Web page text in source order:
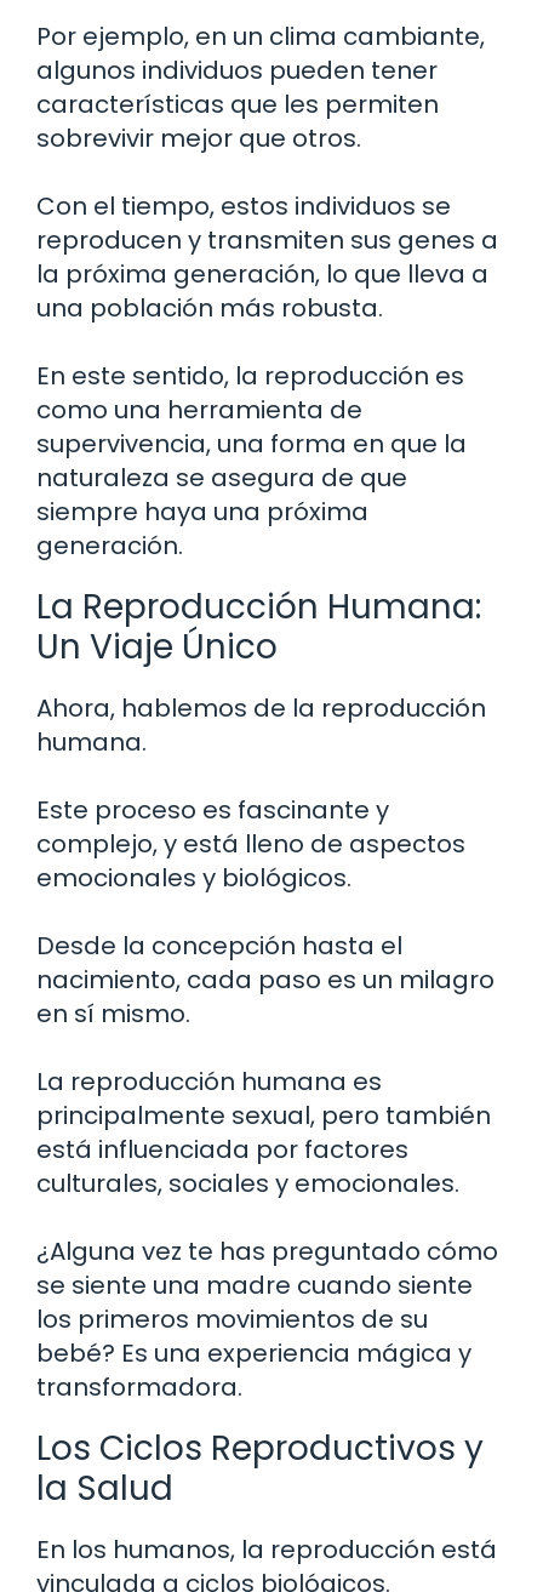
Por ejemplo, en un clima cambiante,
algunos individuos pueden tener
características que les permiten
sobrevivir mejor que otros.
Con el tiempo, estos individuos se
reproducen y transmiten sus genes a
la próxima generación, lo que lleva a
una población más robusta.
En este sentido, la reproducción es
como una herramienta de
supervivencia, una forma en que la
naturaleza se asegura de que
siempre haya una próxima
generación.
La Reproducción Humana:
Un Viaje Único
Ahora, hablemos de la reproducción
humana.
Este proceso es fascinante y
complejo, y está lleno de aspectos
emocionales y biológicos.
Desde la concepción hasta el
nacimiento, cada paso es un milagro
en sí mismo.
La reproducción humana es
principalmente sexual, pero también
está influenciada por factores
culturales, sociales y emocionales.
¿Alguna vez te has preguntado cómo
se siente una madre cuando siente
los primeros movimientos de su
bebé? Es una experiencia mágica y
transformadora.
Los Ciclos Reproductivos y
la Salud
En los humanos, la reproducción está
vinculada a ciclos biológicos.